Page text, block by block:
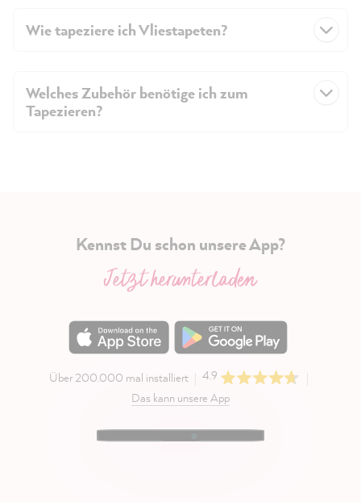
Wie tapeziere ich Vliestapeten?
Welches Zubehör benötige ich zum
Tapezieren?
Kennst Du schon unsere App?
Jetzt herunterladen
Über 200.000 mal installiert
4.9
Das kann unsere App